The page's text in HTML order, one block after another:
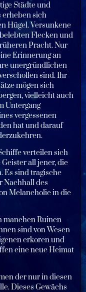
Städte und
erheben sich
Hügel. Versunkene
Flecken und
Pracht. Nur
Erinnerung an
unergründlichen
sind. Ihr
mögen sich
vielleicht auch
Untergang
vergessenen
hat und darauf
verteilen sich
all jener, die
Es sind tragische
Nachhall des
Melancholie in die
manchen Ruinen
sind von Wesen
erkoren und
eine neue Heimat
der nur in diesen
Dieses Gewächs